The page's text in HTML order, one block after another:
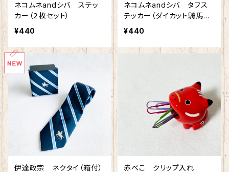
ネコムネandシバ ステッ
カー（２枚セット）
¥440
ネコムネandシバ タフス
テッカー（ダイカット騎馬
像）
¥440
伊達政宗 ネクタイ（箱付）
赤べこ クリップ入れ